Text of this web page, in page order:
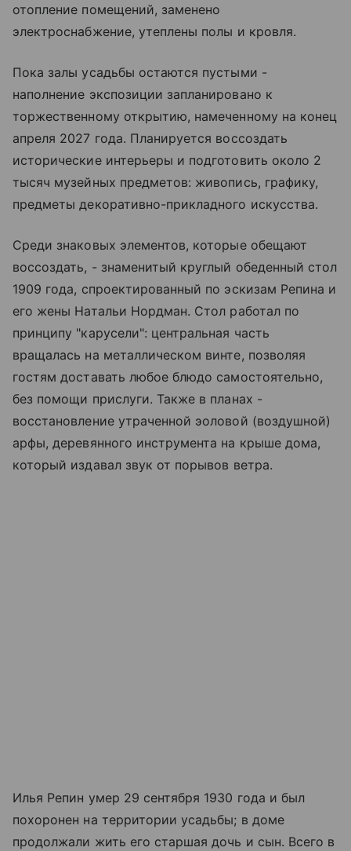
отопление помещений, заменено
электроснабжение, утеплены полы и кровля.
Пока залы усадьбы остаются пустыми -
наполнение экспозиции запланировано к
торжественному открытию, намеченному на конец
апреля 2027 года. Планируется воссоздать
исторические интерьеры и подготовить около 2
тысяч музейных предметов: живопись, графику,
предметы декоративно-прикладного искусства.
Среди знаковых элементов, которые обещают
воссоздать, - знаменитый круглый обеденный стол
1909 года, спроектированный по эскизам Репина и
его жены Натальи Нордман. Стол работал по
принципу "карусели": центральная часть
вращалась на металлическом винте, позволяя
гостям доставать любое блюдо самостоятельно,
без помощи прислуги. Также в планах -
восстановление утраченной эоловой (воздушной)
арфы, деревянного инструмента на крыше дома,
который издавал звук от порывов ветра.
Илья Репин умер 29 сентября 1930 года и был
похоронен на территории усадьбы; в доме
продолжали жить его старшая дочь и сын. Всего в